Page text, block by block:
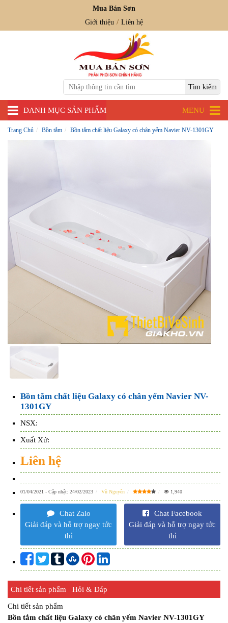
Mua Bán Sơn
Giới thiệu
Liên hệ
DANH MỤC SẢN PHẨM MENU
Trang Chủ Bồn tắm Bồn tắm chất liệu Galaxy có chân yếm Navier NV-1301GY
Bồn tắm chất liệu Galaxy có chân yếm Navier NV-
1301GY
NSX:
Xuất Xứ:
Liên hệ
01/04/2021 - Cập nhật: 24/02/2023 Vũ Nguyễn 1,940
Chat Zalo
Giải đáp và hỗ trợ ngay tức
thì
Chat Facebook
Giải đáp và hỗ trợ ngay tức
thì
Chi tiết sản phẩm Hỏi & Đáp
Chi tiết sản phẩm
Bồn tắm chất liệu Galaxy có chân yếm Navier NV-1301GY